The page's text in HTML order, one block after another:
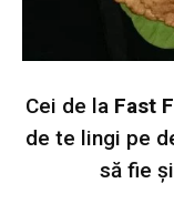
Cei de la Fast
de te lingi pe
să fie